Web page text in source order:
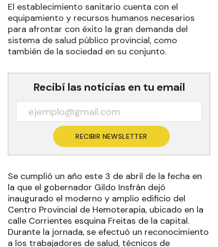
El establecimiento sanitario cuenta con el
equipamiento y recursos humanos necesarios
para afrontar con éxito la gran demanda del
sistema de salud público provincial, como
también de la sociedad en su conjunto.
Recibí las noticias en tu email
RECIBIR NEWSLETTER
Se cumplió un año este 3 de abril de la fecha en
la que el gobernador Gildo Insfrán dejó
inaugurado el moderno y amplio edificio del
Centro Provincial de Hemoterapia, ubicado en la
calle Corrientes esquina Freitas de la capital.
Durante la jornada, se efectuó un reconocimiento
a los trabajadores de salud, técnicos de